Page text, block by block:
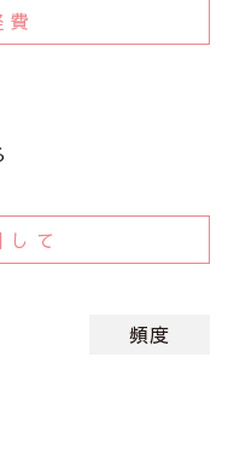
て
頻度